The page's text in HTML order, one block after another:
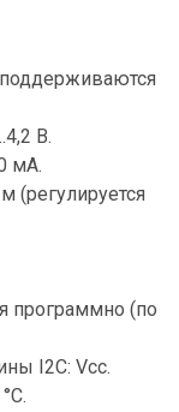
В.
мА.
(регулируется
программно (по
I2C: Vcc.